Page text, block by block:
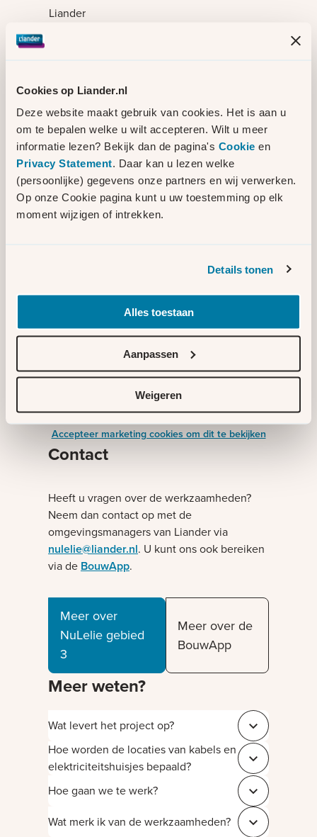
Cookies op Liander.nl
Deze website maakt gebruik van cookies. Het is aan u
om te bepalen welke u wilt accepteren. Wilt u meer
informatie lezen? Bekijk dan de pagina's Cookie en
Privacy Statement. Daar kan u lezen welke
(persoonlijke) gegevens onze partners en wij verwerken.
Op onze Cookie pagina kunt u uw toestemming op elk
moment wijzigen of intrekken.
Details tonen
Alles toestaan
Aanpassen
Weigeren
Liander
Q1 2030
Liander
Afronden project
Q3 2030
Als het project klaar is, is er niet
Meer informatie vindt u op
Bent u een grootzakelijke klant?
Bekijk de actuele oplostermijnen op de
capaciteitschecker van Liander
.
Cookies
Accepteer marketing cookies om dit te bekijken
Contact
Heeft u vragen over de werkzaamheden?
Neem dan contact op met de
omgevingsmanagers van Liander via
nulelie@liander.nl. U kunt ons ook bereiken
via de BouwApp.
Meer over
NuLelie gebied
3
Meer over de
BouwApp
Meer weten?
Wat levert het project op? Sluit
Hoe worden de locaties van kabels en
elektriciteitshuisjes bepaald?
Sluit
Hoe gaan we te werk? Sluit
Wat merk ik van de werkzaamheden? Sluit